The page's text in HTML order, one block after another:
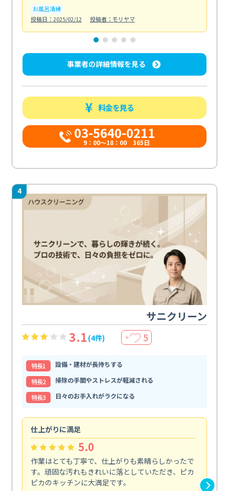
お風呂清掃
投稿日：2025/02/12
投稿者：モリヤマ
事業者の詳細情報を見る
料金を見る
03-5640-0211
9：00～18：00 365日
4
サニクリーン
3.1 (4件) ＋ 5
特⻑1
設備・建材が長持ちする
特⻑2
掃除の手間やストレスが軽減される
特⻑3
日々のお手入れがラクになる
仕上がりに満足
5.0
作業はとても丁寧で、仕上がりも素晴らしかったで
す。頑固な汚れもきれいに落としていただき、ピカ
ピカのキッチンに大満足です。